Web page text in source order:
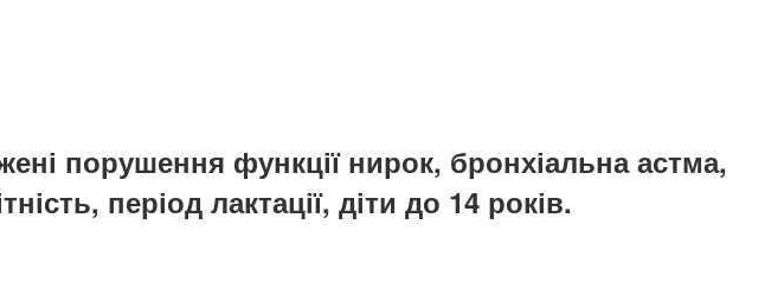
порушення функції нирок, бронхіальна астма,
період лактації, діти до 14 років.